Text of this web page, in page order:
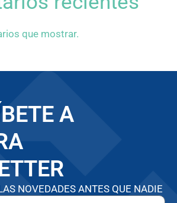
que mostrar.
A
NOVEDADES ANTES QUE NADIE